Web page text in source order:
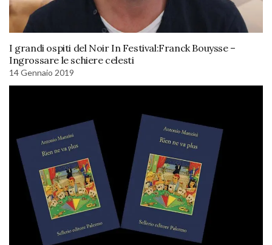
I grandi ospiti del Noir In Festival:Franck Bouysse –
Ingrossare le schiere celesti
14 Gennaio 2019